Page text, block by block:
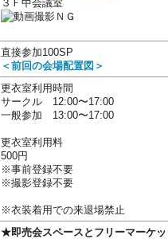
３Ｆ中会議室
直接参加100SP
＜前回の会場配置図＞
更衣室利用時間
サークル 12:00〜17:00
一般参加 13:00〜17:00
更衣室利用料
500円
※事前登録不要
※撮影登録不要
※衣装着用での来退場禁止
★即売会スペースとフリーマーケッ